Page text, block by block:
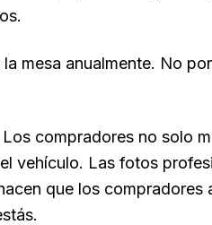
mesa anualmente. No
Los compradores no solo
vehículo. Las fotos
que los compradores